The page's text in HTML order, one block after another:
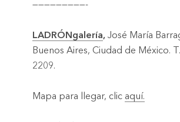
—————————-
LADRÓNgalería, José María
Buenos Aires, Ciudad de México.
2209.
Mapa para llegar, clic aquí.